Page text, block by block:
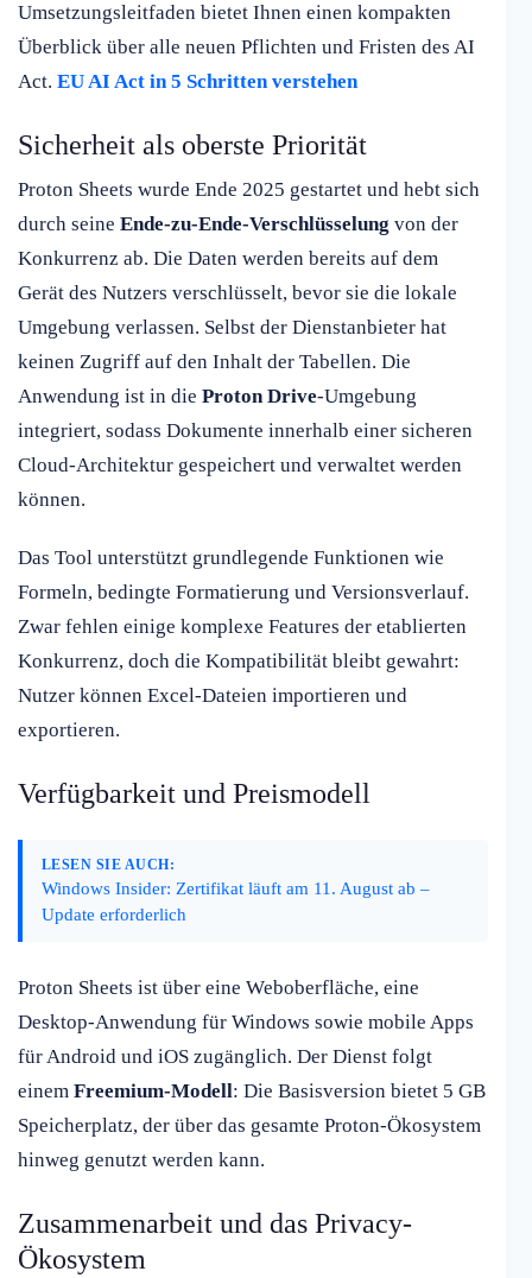
Umsetzungsleitfaden bietet Ihnen einen kompakten
Überblick über alle neuen Pflichten und Fristen des AI
Act. EU AI Act in 5 Schritten verstehen
Sicherheit als oberste Priorität
Proton Sheets wurde Ende 2025 gestartet und hebt sich
durch seine Ende-zu-Ende-Verschlüsselung von der
Konkurrenz ab. Die Daten werden bereits auf dem
Gerät des Nutzers verschlüsselt, bevor sie die lokale
Umgebung verlassen. Selbst der Dienstanbieter hat
keinen Zugriff auf den Inhalt der Tabellen. Die
Anwendung ist in die Proton Drive-Umgebung
integriert, sodass Dokumente innerhalb einer sicheren
Cloud-Architektur gespeichert und verwaltet werden
können.
Das Tool unterstützt grundlegende Funktionen wie
Formeln, bedingte Formatierung und Versionsverlauf.
Zwar fehlen einige komplexe Features der etablierten
Konkurrenz, doch die Kompatibilität bleibt gewahrt:
Nutzer können Excel-Dateien importieren und
exportieren.
Verfügbarkeit und Preismodell
LESEN SIE AUCH:
Windows Insider: Zertifikat läuft am 11. August ab –
Update erforderlich
Proton Sheets ist über eine Weboberfläche, eine
Desktop-Anwendung für Windows sowie mobile Apps
für Android und iOS zugänglich. Der Dienst folgt
einem Freemium-Modell: Die Basisversion bietet 5 GB
Speicherplatz, der über das gesamte Proton-Ökosystem
hinweg genutzt werden kann.
Zusammenarbeit und das Privacy-
Ökosystem